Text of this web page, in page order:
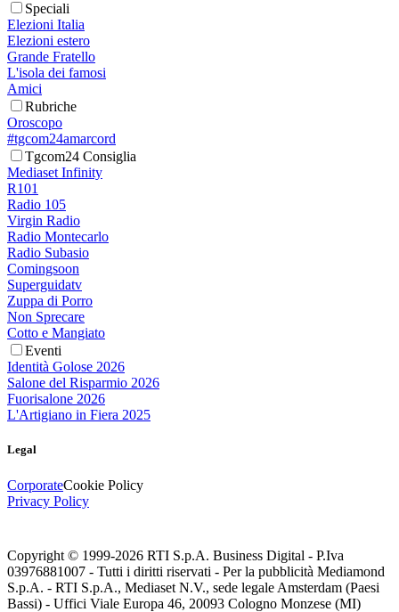
Speciali
Elezioni Italia
Elezioni estero
Grande Fratello
L'isola dei famosi
Amici
Rubriche
Oroscopo
#tgcom24amarcord
Tgcom24 Consiglia
Mediaset Infinity
R101
Radio 105
Virgin Radio
Radio Montecarlo
Radio Subasio
Comingsoon
Superguidatv
Zuppa di Porro
Non Sprecare
Cotto e Mangiato
Eventi
Identità Golose 2026
Salone del Risparmio 2026
Fuorisalone 2026
L'Artigiano in Fiera 2025
Legal
CorporateCookie Policy
Privacy Policy
Copyright © 1999-2026 RTI S.p.A. Business Digital - P.Iva
03976881007 - Tutti i diritti riservati - Per la pubblicità Mediamond
S.p.A. - RTI S.p.A., Mediaset N.V., sede legale Amsterdam (Paesi
Bassi) - Uffici Viale Europa 46, 20093 Cologno Monzese (MI)